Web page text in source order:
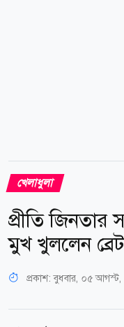
খেলাধুলা
প্রীতি জিনতার
মুখ খুললেন
প্রকাশ:বুধবার, ০৫